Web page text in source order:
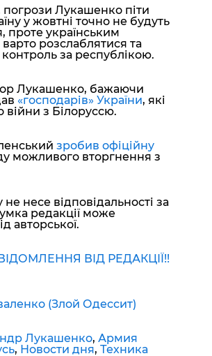
погрози Лукашенко піти
у жовтні точно не будуть
проте українським
розслаблятися та
за республікою.
Лукашенко, бажаючи
«господарів» України, які
війни з Білоруссю.
зробив офіційну
можливого вторгнення з
не несе відповідальності за
редакції може
авторської.
ВІД РЕДАКЦІЇ!!
(Злой Одессит)
Лукашенко, Армия
, Новости дня, Техника